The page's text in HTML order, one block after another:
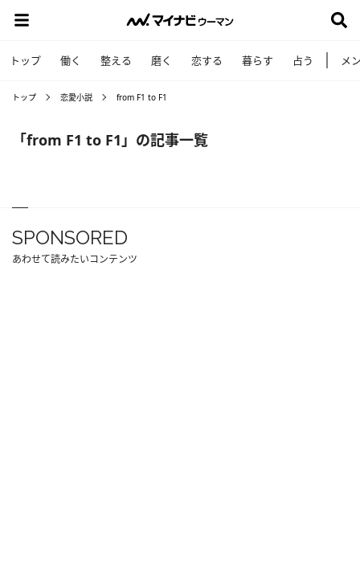
トップ 働く 整える 磨く 恋する 暮らす 占う メ
トップ 恋愛小説 from F1 to F1
「from F1 to F1」の記事一覧
SPONSORED
あわせて読みたいコンテンツ